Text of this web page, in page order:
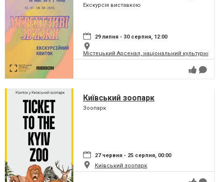
Екскурсія виставкою
29 липня - 30 серпня, 12:00
Містецький Арсенал, національний культурно-
Київський зоопарк
Зоопарк
27 червня - 25 серпня, 00:00
Київський зоопарк